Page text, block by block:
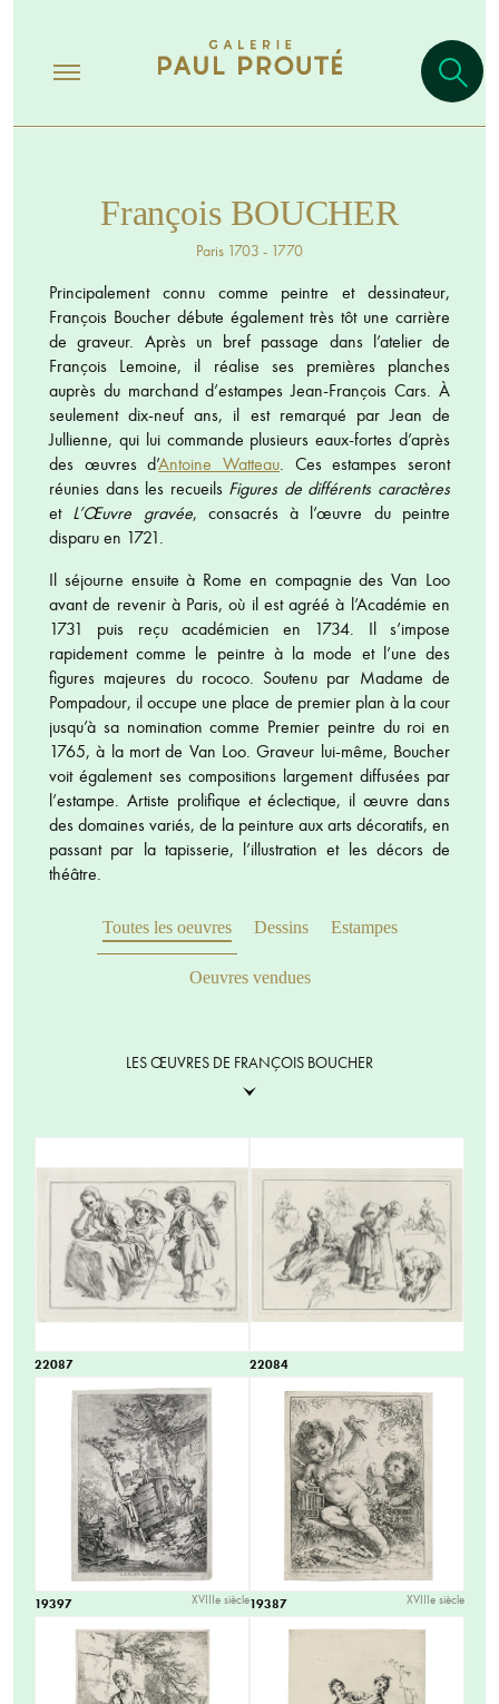
François BOUCHER
Paris 1703 - 1770
Principalement connu comme peintre et dessinateur,
François Boucher débute également très tôt une carrière
de graveur. Après un bref passage dans l’atelier de
François Lemoine, il réalise ses premières planches
auprès du marchand d’estampes Jean-François Cars. À
seulement dix-neuf ans, il est remarqué par Jean de
Jullienne, qui lui commande plusieurs eaux-fortes d’après
des œuvres d’Antoine Watteau. Ces estampes seront
réunies dans les recueils Figures de différents caractères
et L’Œuvre gravée, consacrés à l’œuvre du peintre
disparu en 1721.
Il séjourne ensuite à Rome en compagnie des Van Loo
avant de revenir à Paris, où il est agréé à l’Académie en
1731 puis reçu académicien en 1734. Il s’impose
rapidement comme le peintre à la mode et l’une des
figures majeures du rococo. Soutenu par Madame de
Pompadour, il occupe une place de premier plan à la cour
jusqu’à sa nomination comme Premier peintre du roi en
1765, à la mort de Van Loo. Graveur lui-même, Boucher
voit également ses compositions largement diffusées par
l’estampe. Artiste prolifique et éclectique, il œuvre dans
des domaines variés, de la peinture aux arts décoratifs, en
passant par la tapisserie, l’illustration et les décors de
théâtre.
Toutes les oeuvres Dessins Estampes
Oeuvres vendues
LES ŒUVRES DE FRANÇOIS BOUCHER
22087 22084
19397 XVIIIe siècle19387 XVIIIe siècle